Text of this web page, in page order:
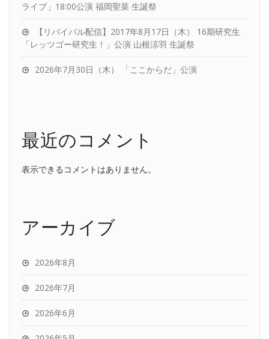
ライブ」18:00公演 福岡聖菜 生誕祭
【リバイバル配信】2017年8月17日（木） 16期研究生
「レッツゴー研究生！」公演 山根涼羽 生誕祭
2026年7月30日（木） 「ここからだ」公演
最近のコメント
表示できるコメントはありません。
アーカイブ
2026年8月
2026年7月
2026年6月